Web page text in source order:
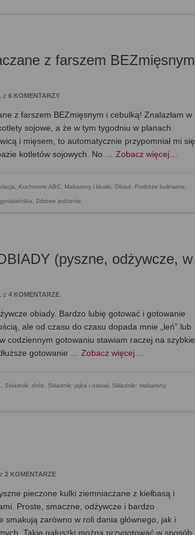
z farszem BEZmięsnym
z6 KOMENTARZY
z farszem BEZmięsnym i cebulką! Znalazłam w
sojowe, a że w tym tygodniu w planach
i mięsem, to automatycznie przypomniał mi się
kotletów sojowych. No …Zobacz więcej…
, Kuchenne ABC, Makarony i kluski, Obiad, Podróże kulinarne,
, Zdrowe jedzenie
(pyszne, odżywcze, w
z4 KOMENTARZE
obiady. Bardzo lubię gotować i gotowanie
ale od czasu do czasu dopada mnie „leń” lub
codziennym gotowaniu stawiam raczej na szybkie
gotowanie …Zobacz więcej…
, Składnik: drób, Składnik: jajka i nabiał, Składnik: makarony,
z2 KOMENTARZE
pieczone kulki ziemniaczane z kiełbasą i
Proste, smaczne, odżywcze i bardzo
smakują zarówno w roli dania głównego, jak i
Takie gałuszki można przygotować w sposób